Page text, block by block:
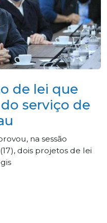
de lei que
serviço de
na sessão
dois projetos de lei